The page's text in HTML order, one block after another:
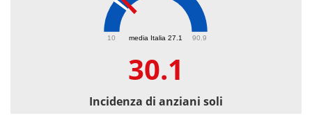
media Italia 27.1
10 90.9
30.1
Incidenza di anziani soli